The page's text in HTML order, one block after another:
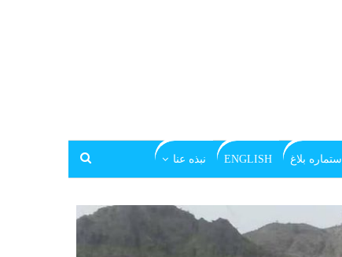
إستماره بلاغ ENGLISH نبذه عنا